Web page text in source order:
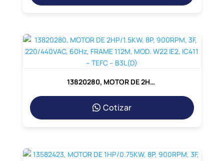
13820280, MOTOR DE 2HP/1.5KW, 8P, 900RPM, 3F, 220/440VAC, 60Hz, FRAME 112M, MOD. W22 IE2, IC411 – TEFC – B3L(D)
Cotizar